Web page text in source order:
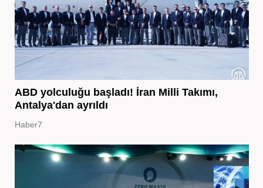
ABD yolculuğu başladı! İran Milli Takımı,
Antalya'dan ayrıldı
Haber7